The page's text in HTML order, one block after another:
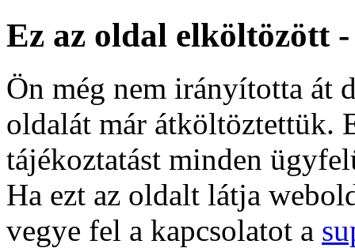
Ez az oldal elköltözött -
Ön még nem irányította át
oldalát már átköltöztettük.
tájékoztatást minden
Ha ezt az oldalt látja
vegye fel a kapcsolatot a